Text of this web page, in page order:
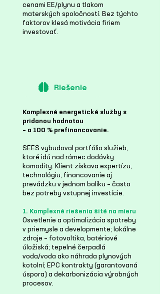
cenami EE/plynu a tlakom
materských spoločností. Bez týchto
faktorov klesá motivácia firiem
investovať.
Riešenie
Komplexné energetické služby s
pridanou hodnotou
– a 100 % prefinancovanie.
SEES vybudoval portfólio služieb,
ktoré idú nad rámec dodávky
komodity. Klient získava expertízu,
technológiu, financovanie aj
prevádzku v jednom balíku – často
bez potreby vstupnej investície.
1. Komplexné riešenia šité na mieru
Osvetlenie a optimalizácia spotreby
v priemysle a developmente; lokálne
zdroje – fotovoltika, batériové
úložiská; tepelné čerpadlá
voda/voda ako náhrada plynových
kotolní; EPC kontrakty (garantovaná
úspora) a dekarbonizácia výrobných
procesov.